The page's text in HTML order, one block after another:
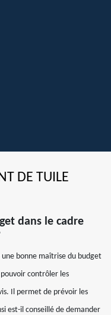
DE TUILE
dans le cadre
bonne maîtrise du budget
contrôler les
Il permet de prévoir les
est-il conseillé de demander